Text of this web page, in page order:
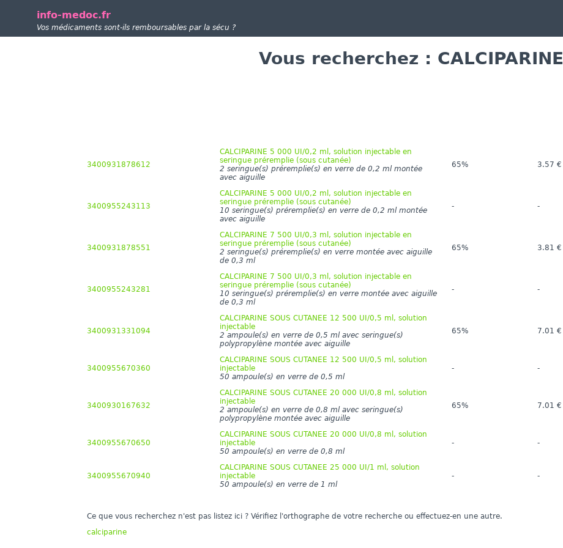
info-medoc.fr
Vos médicaments sont-ils remboursables par la sécu ?
Vous recherchez : CALCIPARINE
3400931878612
CALCIPARINE 5 000 UI/0,2 ml, solution injectable en
seringue préremplie (sous cutanée)
2 seringue(s) préremplie(s) en verre de 0,2 ml montée
avec aiguille
65% 3.57 €
3400955243113
CALCIPARINE 5 000 UI/0,2 ml, solution injectable en
seringue préremplie (sous cutanée)
10 seringue(s) préremplie(s) en verre de 0,2 ml montée
avec aiguille
- -
3400931878551
CALCIPARINE 7 500 UI/0,3 ml, solution injectable en
seringue préremplie (sous cutanée)
2 seringue(s) préremplie(s) en verre montée avec aiguille
de 0,3 ml
65% 3.81 €
3400955243281
CALCIPARINE 7 500 UI/0,3 ml, solution injectable en
seringue préremplie (sous cutanée)
10 seringue(s) préremplie(s) en verre montée avec aiguille
de 0,3 ml
- -
3400931331094
CALCIPARINE SOUS CUTANEE 12 500 UI/0,5 ml, solution
injectable
2 ampoule(s) en verre de 0,5 ml avec seringue(s)
polypropylène montée avec aiguille
65% 7.01 €
3400955670360
CALCIPARINE SOUS CUTANEE 12 500 UI/0,5 ml, solution
injectable
50 ampoule(s) en verre de 0,5 ml
- -
3400930167632
CALCIPARINE SOUS CUTANEE 20 000 UI/0,8 ml, solution
injectable
2 ampoule(s) en verre de 0,8 ml avec seringue(s)
polypropylène montée avec aiguille
65% 7.01 €
3400955670650
CALCIPARINE SOUS CUTANEE 20 000 UI/0,8 ml, solution
injectable
50 ampoule(s) en verre de 0,8 ml
- -
3400955670940
CALCIPARINE SOUS CUTANEE 25 000 UI/1 ml, solution
injectable
50 ampoule(s) en verre de 1 ml
- -
Ce que vous recherchez n'est pas listez ici ? Vérifiez l'orthographe de votre recherche ou effectuez-en une autre.
calciparine